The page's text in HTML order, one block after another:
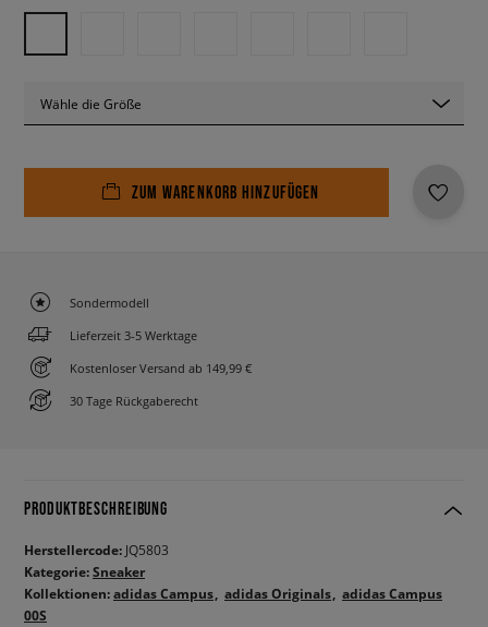
Wähle die Größe
ZUM WARENKORB HINZUFÜGEN
Sondermodell
Lieferzeit 3-5 Werktage
Kostenloser Versand ab 149,99 €
30 Tage Rückgaberecht
PRODUKTBESCHREIBUNG
Herstellercode: JQ5803
Kategorie:Sneaker
Kollektionen:adidas Campus adidas Originals adidas Campus
00S